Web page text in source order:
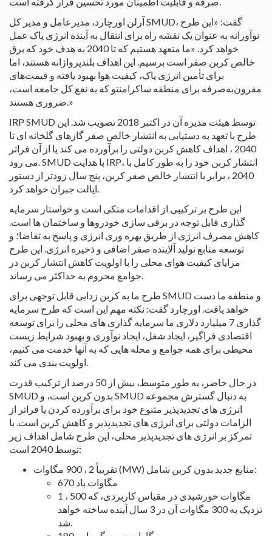
آرلن اورچارد، مدیرعامل و مدیر کل SMUD، گفت: «این طرح
نوآورانه به عنوان یک نقشه راه برای انتقال به آینده انرژی پاک عمل
خواهد کرد. «ما متعهد هستیم که تا 2040 به هدف خود که برق
خالص کربن صفر است برسیم. این اهداف بلندپروازانه هستند، اما
برای تأمین انرژی پاک، کیفیت هوا بهبود یافته و قیمت‌های
مقرون‌به‌صرفه برای منطقه ساکرامنتو که به نفع کل جامعه است،
ضروری هستند.»
IRP SMUD توسط هیئت مدیره آن در اکتبر 2018 تصویب شد. این
طرح با تعهد به دستیابی به انتشار خالص صفر گازهای گلخانه ای تا
2040 ، اهداف کاهش کربن دولتی را برآورده می کند یا از آن فراتر
می رود. SMUD با هدایت IRP، انتشار کربن خود را به طور کامل با
2040 ، برابر با انتشار خالص صفر کربن، پنج سال زودتر از دستور
ایالت جبران خواهد کرد.
این طرح بر ترکیبی از اقدامات متکی است و خواستار سرمایه
گذاری قابل توجه در برقی سازی خودروها و ساختمان ها است.
کاهش مصرف انرژی از طریق بهره وری انرژی و پاسخ به تقاضا؛ و
توسعه منابع تولید آلاینده صفر اضافی و ذخیره انرژی. این طرح
مزایای کیفیت هوای محلی را با اولویت کاهش انتشار کربن در
جوامع محروم به حداکثر می رساند.
طرح ما به کربن زدایی قابل توجهی برای SMUD و منطقه ما دست
خواهد یافت. اورچارد گفت: نکته مهم این است که طرح سرمایه
گذاری 7 میلیارد دلاری ما سرمایه گذاری های محلی را برای توسعه
اقتصادی فراگیر، ایجاد شغل، ایجاد نوآوری و بهبود شرایط زیست
محیطی برای همه جوامع و محله هایی که به آنها خدمت می کنیم،
اولویت بندی می کند.
در حال حاضر، به طور متوسط، بیش از 50 درصد از ترکیب قدرت
SMUD بدون کربن است، و SMUD به دنبال گسترش مجموعه
انرژی های تجدیدپذیر متنوع خود برای برآورده کردن یا فراتر از
الزامات دولتی برای انرژی های تجدیدپذیر و کاهش کربن است. با
تمرکز بر انرژی های تجدیدپذیر محلی، این طرح شامل اهداف زیر
توسط 2040 است:
تقریباً 2 ، 900 مگاوات (MW) منابع جدید بدون کربن شامل:
670 مگاوات باد
1 ، 500 مگاوات خورشیدی در مقیاس کاربردی، که
نزدیک به 300 مگاوات آن در 3 سال آینده ساخته خواهد
شد.